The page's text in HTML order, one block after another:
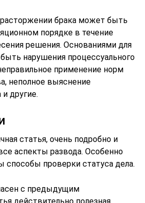
брака может быть
порядке в течение
решения. Основаниями для
нарушения процессуального
применение норм
неполное выяснение
другие.
статья, очень подробно и
аспекты развода. Особенно
способы проверки статуса дела.
с предыдущим